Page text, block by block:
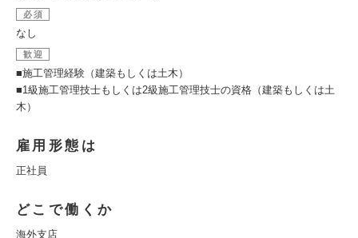
必須
なし
歓迎
■施工管理経験（建築もしくは土木）
■1級施工管理技士もしくは2級施工管理技士の資格（建築もしくは土
木）
雇用形態は
正社員
どこで働くか
海外支店